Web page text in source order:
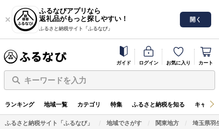
ふるなびアプリなら
返礼品がもっと探しやすい！
ふるさと納税サイト「ふるなび」
開く
ガイド ログイン お気に入り カート
キーワードを入力
ランキング 地域一覧 カテゴリ 特集 ふるさと納税を知る キャン
ふるさと納税サイト「ふるなび」 地域でさがす 関東地方 埼玉県羽